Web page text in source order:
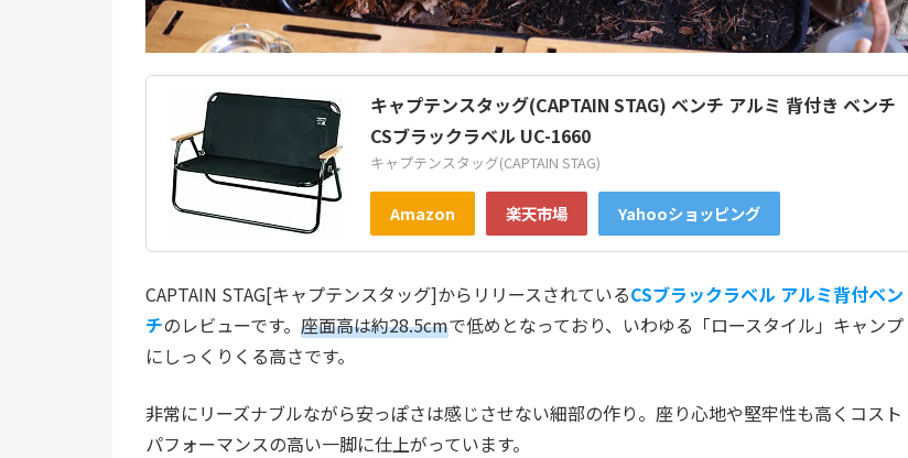
キャプテンスタッグ(CAPTAIN STAG) ベンチ アルミ 背付き ベンチ
CSブラックラベル UC-1660
キャプテンスタッグ(CAPTAIN STAG)
Amazon 楽天市場 Yahooショッピング
CAPTAIN STAG[キャプテンスタッグ]からリリースされているCSブラックラベル アルミ背付ベン
チのレビューです。 座面高は約28.5cmで低めとなっており、いわゆる「ロースタイル」キャンプ
にしっくりくる高さです。
非常にリーズナブルながら安っぽさは感じさせない細部の作り。座り心地や堅牢性も高くコスト
パフォーマンスの高い一脚に仕上がっています。